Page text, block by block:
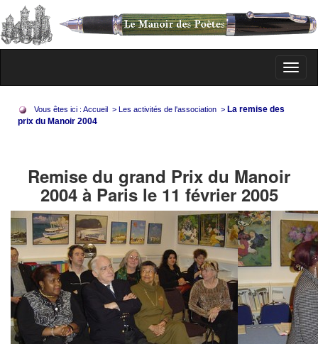
Vous êtes ici : Accueil > Les activités de l'association > La remise des
prix du Manoir 2004
Remise du grand Prix du Manoir
2004 à Paris le 11 février 2005